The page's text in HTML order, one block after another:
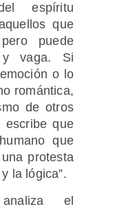
espíritu
que
puede
y vaga. Si
o lo
romántica,
de otros
escribe que
que
protesta
la lógica”.
el